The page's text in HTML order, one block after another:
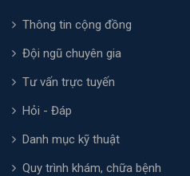
Thông tin cộng đồng
Đội ngũ chuyên gia
Tư vấn trực tuyến
Hỏi - Đáp
Danh mục kỹ thuật
Quy trình khám, chữa bệnh